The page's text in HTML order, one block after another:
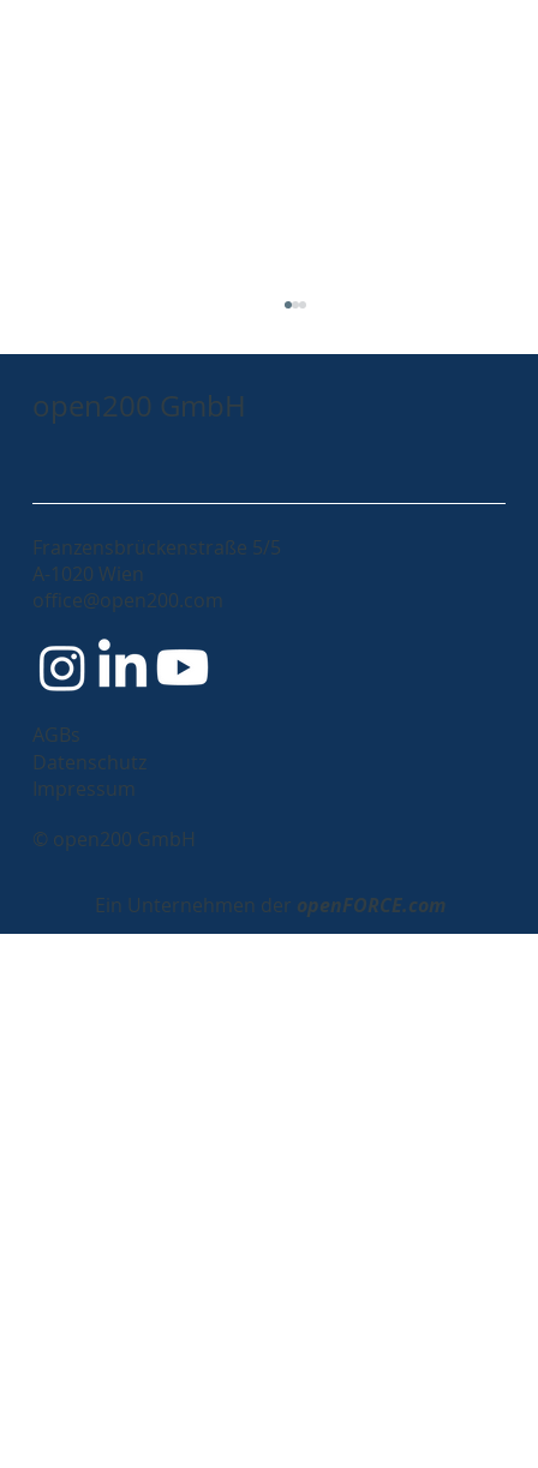
The Perfectionism Paradox: Embracing
Efficiency in Agile Software
Development
© open200 GmbH
Franzensbrückenstraße 5/5
A-1020 Wien
office@open200.com
Impressum
Datenschutz
AGBs
open200 GmbH
Ein Unternehmen der openFORCE.com